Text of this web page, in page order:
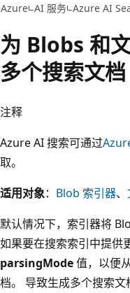
Azure AI 服务 Azure AI
为 Blobs 和
多个搜索文档
注释
Azure AI 搜索可通过
取。
适用对象： Blob 索引器、
默认情况下，索引器将
如果要在搜索索引中提供
parsingMode值，以便
档。 导致生成多个搜索文